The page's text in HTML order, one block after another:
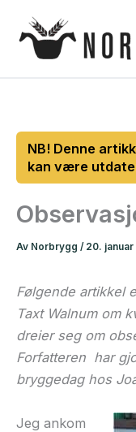
rett
Av Norbrygg / 20. januar
Følgende artikkel
Taxt Walnum om
dreier seg om
Forfatteren har
bryggedag hos
Jeg ankom